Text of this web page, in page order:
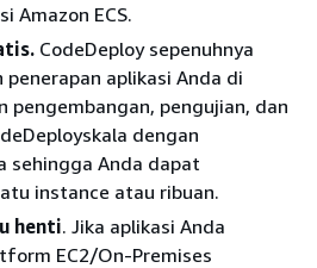
Amazon ECS.
CodeDeploy sepenuhnya
aplikasi Anda di
pengembangan, pengujian, dan
dengan
sehingga Anda dapat
instance atau ribuan.
henti. Jika aplikasi Anda
EC2/On-Premises